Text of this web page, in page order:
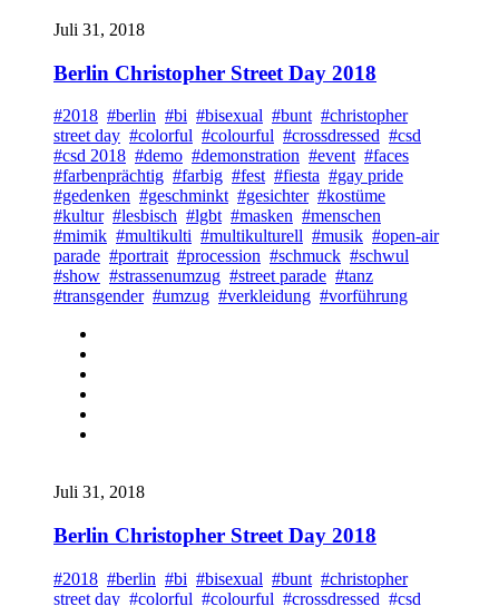
Juli 31, 2018
Berlin Christopher Street Day 2018
#2018 #berlin #bi #bisexual #bunt #christopher
street day #colorful #colourful #crossdressed #csd
#csd 2018 #demo #demonstration #event #faces
#farbenprächtig #farbig #fest #fiesta #gay pride
#gedenken #geschminkt #gesichter #kostüme
#kultur #lesbisch #lgbt #masken #menschen
#mimik #multikulti #multikulturell #musik #open-air
parade #portrait #procession #schmuck #schwul
#show #strassenumzug #street parade #tanz
#transgender #umzug #verkleidung #vorführung
Juli 31, 2018
Berlin Christopher Street Day 2018
#2018 #berlin #bi #bisexual #bunt #christopher
street day #colorful #colourful #crossdressed #csd